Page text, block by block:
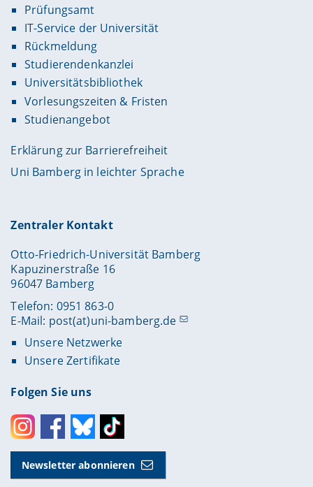
Prüfungsamt
IT-Service der Universität
Rückmeldung
Studierendenkanzlei
Universitätsbibliothek
Vorlesungszeiten & Fristen
Studienangebot
Erklärung zur Barrierefreiheit
Uni Bamberg in leichter Sprache
Zentraler Kontakt
Otto-Friedrich-Universität Bamberg
Kapuzinerstraße 16
96047 Bamberg
Telefon: 0951 863-0
E-Mail: post(at)uni-bamberg.de
Unsere Netzwerke
Unsere Zertifikate
Folgen Sie uns
InstagramFacebookBlueskyToktok
Newsletter abonnieren